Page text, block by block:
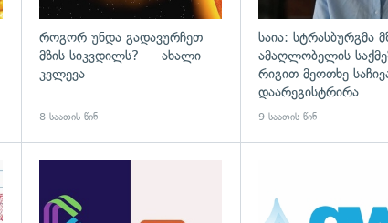
როგორ უნდა გადავურჩეთ
მზის სიკვდილს? — ახალი
კვლევა
8 საათის წინ
საია: სტრასბურგმა
ამაღლობელის
რიგით მეოთხე
დაარეგისტრირა
9 საათის წინ